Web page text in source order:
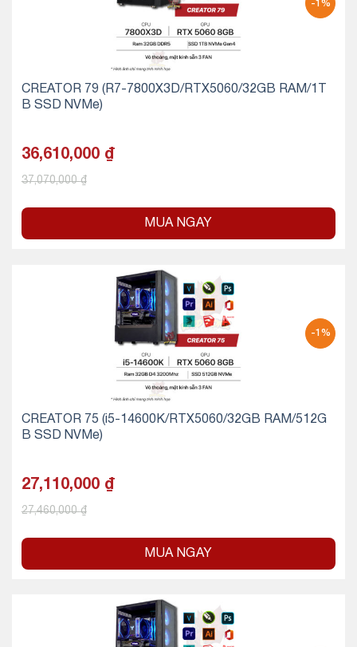
-1%
CREATOR 79 (R7-7800X3D/RTX5060/32GB RAM/1T
B SSD NVMe)
36,610,000 ₫
37,070,000₫
MUA NGAY
-1%
CREATOR 75 (i5-14600K/RTX5060/32GB RAM/512G
B SSD NVMe)
27,110,000 ₫
27,460,000₫
MUA NGAY